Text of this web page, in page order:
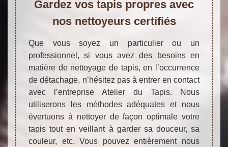
Gardez vos tapis propres avec
nos nettoyeurs certifiés
Que vous soyez un particulier ou un
professionnel, si vous avez des besoins en
matière de nettoyage de tapis, en l’occurrence
de détachage, n’hésitez pas à entrer en contact
avec l’entreprise Atelier du Tapis. Nous
utiliserons les méthodes adéquates et nous
évertuons à nettoyer de façon optimale votre
tapis tout en veillant à garder sa douceur, sa
couleur, etc. Vous pouvez entièrement nous